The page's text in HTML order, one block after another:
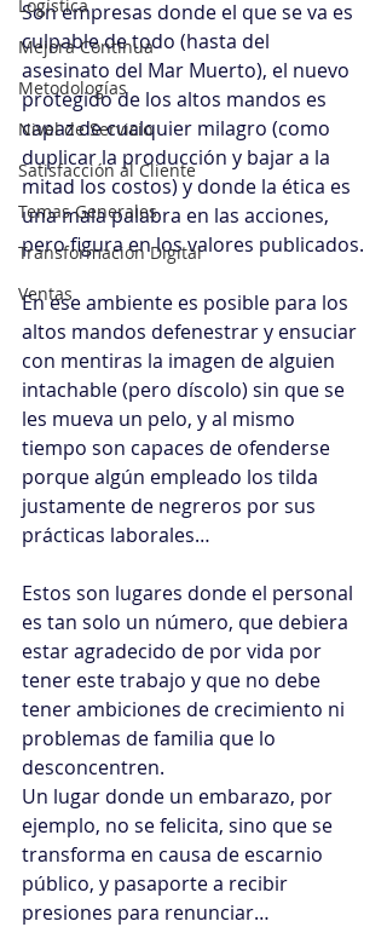
Logística
Mejora Continua
Metodologías
Nivel de Servicio
Satisfacción al Cliente
Temas Generales
Transformación Digital
Ventas
Son empresas donde el que se va es
culpable de todo (hasta del
asesinato del Mar Muerto), el nuevo
protegido de los altos mandos es
capaz de cualquier milagro (como
duplicar la producción y bajar a la
mitad los costos) y donde la ética es
una mala palabra en las acciones,
pero figura en los valores publicados.
En ese ambiente es posible para los
altos mandos defenestrar y ensuciar
con mentiras la imagen de alguien
intachable (pero díscolo) sin que se
les mueva un pelo, y al mismo
tiempo son capaces de ofenderse
porque algún empleado los tilda
justamente de negreros por sus
prácticas laborales…
Estos son lugares donde el personal
es tan solo un número, que debiera
estar agradecido de por vida por
tener este trabajo y que no debe
tener ambiciones de crecimiento ni
problemas de familia que lo
desconcentren.
Un lugar donde un embarazo, por
ejemplo, no se felicita, sino que se
transforma en causa de escarnio
público, y pasaporte a recibir
presiones para renunciar…